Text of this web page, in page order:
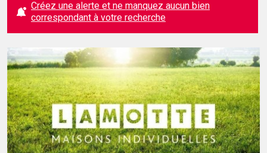
Créez une alerte et ne manquez aucun bien
correspondant à votre recherche